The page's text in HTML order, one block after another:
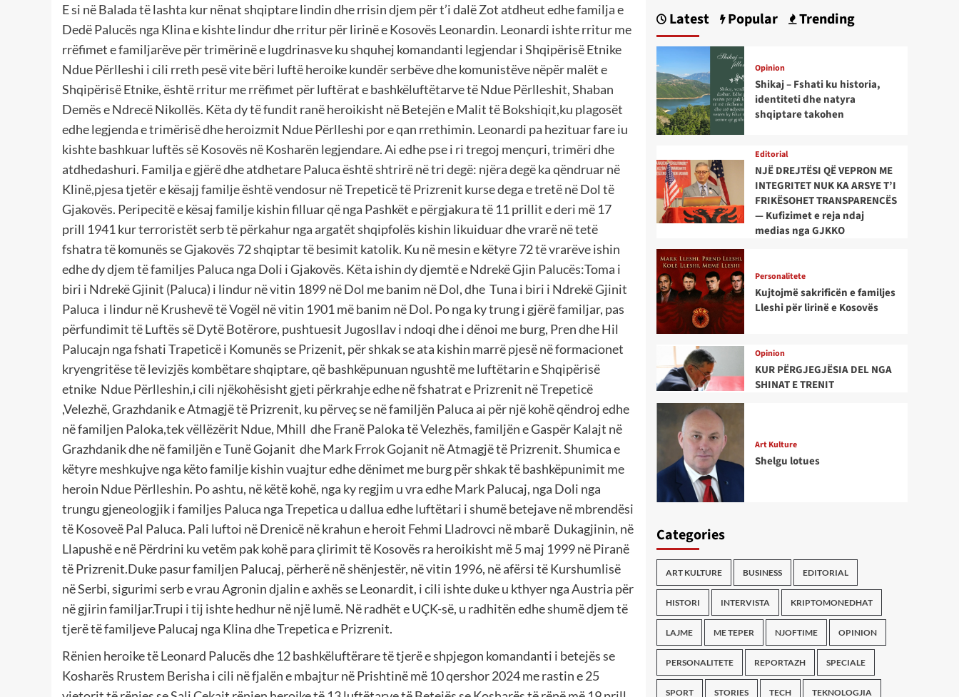
E si në Balada të lashta kur nënat shqiptare lindin dhe rrisin djem për t’i dalë Zot atdheut edhe familja e
Dedë Palucës nga Klina e kishte lindur dhe rritur për lirinë e Kosovës Leonardin. Leonardi ishte rritur me
rrëfimet e familjarëve për trimërinë e lugdrinasve ku shquhej komandanti legjendar i Shqipërisë Etnike
Ndue Përlleshi i cili rreth pesë vite bëri luftë heroike kundër serbëve dhe komunistëve nëpër malët e
Shqipërisë Etnike, është rritur me rrëfimet për luftërat e bashkëluftëtarve të Ndue Përlleshit, Shaban
Demës e Ndrecë Nikollës. Këta dy të fundit ranë heroikisht në Betejën e Malit të Bokshiqit,ku plagosët
edhe legjenda e trimërisë dhe heroizmit Ndue Përlleshi por e qan rrethimin. Leonardi pa hezituar fare iu
kishte bashkuar luftës së Kosovës në Kosharën legjendare. Ai edhe pse i ri tregoj mençuri, trimëri dhe
atdhedashuri. Familja e gjërë dhe atdhetare Paluca është shtrirë në tri degë: njëra degë ka qëndruar në
Klinë,pjesa tjetër e kësajj familje është vendosur në Trepeticë të Prizrenit kurse dega e tretë në Dol të
Gjakovës. Peripecitë e kësaj familje kishin filluar që nga Pashkët e përgjakura të 11 prillit e deri më 17
prill 1941 kur terroristët serb të përkahur nga argatët shqipfolës kishin likuiduar dhe vrarë në tetë
fshatra të komunës se Gjakovës 72 shqiptar të besimit katolik. Ku në mesin e këtyre 72 të vrarëve ishin
edhe dy djem të familjes Paluca nga Doli i Gjakovës. Këta ishin dy djemtë e Ndrekë Gjin Palucës:Toma i
biri i Ndrekë Gjinit (Paluca) i lindur në vitin 1899 në Dol me banim në Dol, dhe Tuna i biri i Ndrekë Gjinit
Paluca i lindur në Krushevë të Vogël në vitin 1901 më banim në Dol. Po nga ky trung i gjërë familjar, pas
përfundimit të Luftës së Dytë Botërore, pushtuesit Jugosllav i ndoqi dhe i dënoi me burg, Pren dhe Hil
Palucajn nga fshati Trapeticë i Komunës se Prizenit, për shkak se ata kishin marrë pjesë në formacionet
kryengritëse të levizjës kombëtare shqiptare, që bashkëpunuan ngushtë me luftëtarin e Shqipërisë
etnike Ndue Përlleshin,i cili njëkohësisht gjeti përkrahje edhe në fshatrat e Prizrenit në Trepeticë
,Velezhë, Grazhdanik e Atmagjë të Prizrenit, ku përveç se në familjën Paluca ai për një kohë qëndroj edhe
në familjen Paloka,tek vëllëzërit Ndue, Mhill dhe Franë Paloka të Velezhës, familjën e Gaspër Kalajt në
Grazhdanik dhe në familjën e Tunë Gojanit dhe Mark Frrok Gojanit në Atmagjë të Prizrenit. Shumica e
këtyre meshkujve nga këto familje kishin vuajtur edhe dënimet me burg për shkak të bashkëpunimit me
heroin Ndue Përlleshin. Po ashtu, në këtë kohë, nga ky regjim u vra edhe Mark Palucaj, nga Doli nga
trungu gjeneologjik i familjes Paluca nga Trepetica u dallua edhe luftëtari i shumë betejave në mbrendësi
të Kosoveë Pal Paluca. Pali luftoi në Drenicë në krahun e heroit Fehmi Lladrovci në mbarë Dukagjinin, në
Llapushë e në Përdrini ku vetëm pak kohë para çlirimit të Kosovës ra heroikisht më 5 maj 1999 në Piranë
të Prizrenit.Duke pasur familjen Palucaj, përherë në shënjestër, në vitin 1996, në afërsi të Kurshumlisë
në Serbi, sigurimi serb e vrau Agronin djalin e axhës se Leonardit, i cili ishte duke u kthyer nga Austria për
në gjirin familjar.Trupi i tij ishte hedhur në një lumë. Në radhët e UÇK-së, u radhitën edhe shumë djem të
tjerë të familjeve Palucaj nga Klina dhe Trepetica e Prizrenit.
Rënien heroike të Leonard Palucës dhe 12 bashkëluftërare të tjerë e shpjegon komandanti i betejës se
Kosharës Rrustem Berisha i cili në fjalën e mbajtur në Prishtinë më 10 qershor 2024 me rastin e 25
Latest Popular Trending
Opinion
Shikaj – Fshati ku historia,
identiteti dhe natyra
shqiptare takohen
Editorial
NJË DREJTËSI QË VEPRON ME
INTEGRITET NUK KA ARSYE T’I
FRIKËSOHET TRANSPARENCËS
— Kufizimet e reja ndaj
medias nga GJKKO
Personalitete
Kujtojmë sakrificën e familjes
Lleshi për lirinë e Kosovës
Opinion
KUR PËRGJEGJËSIA DEL NGA
SHINAT E TRENIT
Art Kulture
Shelgu lotues
Categories
ART KULTURE BUSINESS EDITORIAL
HISTORI INTERVISTA KRIPTOMONEDHAT
LAJME ME TEPER NJOFTIME OPINION
PERSONALITETE REPORTAZH SPECIALE
SPORT STORIES TECH TEKNOLOGJIA